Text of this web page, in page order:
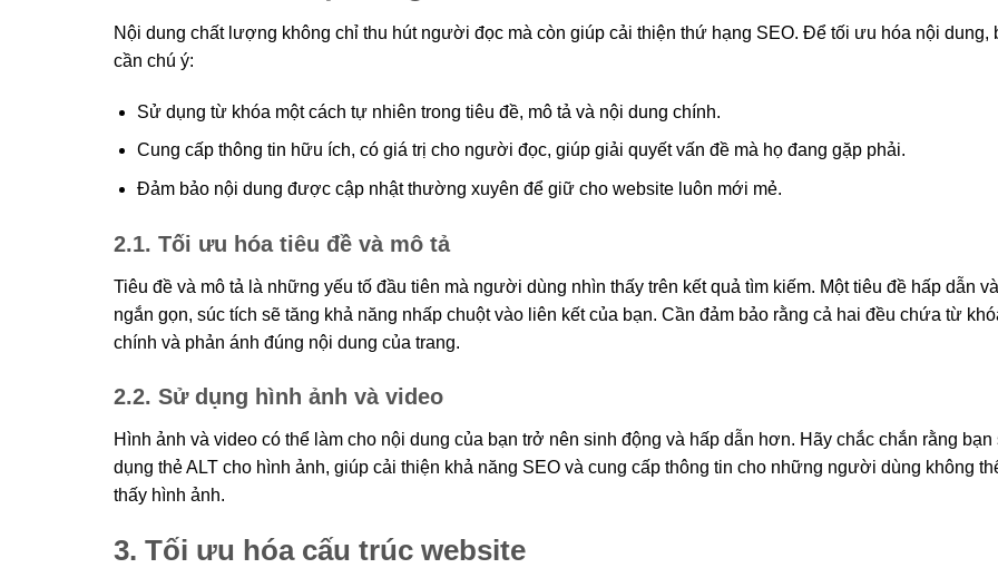
Nội dung chất lượng không chỉ thu hút người đọc mà còn giúp cải thiện thứ hạng SEO. Để tối ưu hóa nội dung,
cần chú ý:
Sử dụng từ khóa một cách tự nhiên trong tiêu đề, mô tả và nội dung chính.
Cung cấp thông tin hữu ích, có giá trị cho người đọc, giúp giải quyết vấn đề mà họ đang gặp phải.
Đảm bảo nội dung được cập nhật thường xuyên để giữ cho website luôn mới mẻ.
2.1. Tối ưu hóa tiêu đề và mô tả
Tiêu đề và mô tả là những yếu tố đầu tiên mà người dùng nhìn thấy trên kết quả tìm kiếm. Một tiêu đề hấp dẫn
ngắn gọn, súc tích sẽ tăng khả năng nhấp chuột vào liên kết của bạn. Cần đảm bảo rằng cả hai đều chứa từ
chính và phản ánh đúng nội dung của trang.
2.2. Sử dụng hình ảnh và video
Hình ảnh và video có thể làm cho nội dung của bạn trở nên sinh động và hấp dẫn hơn. Hãy chắc chắn rằng bạn
dụng thẻ ALT cho hình ảnh, giúp cải thiện khả năng SEO và cung cấp thông tin cho những người dùng không
thấy hình ảnh.
3. Tối ưu hóa cấu trúc website